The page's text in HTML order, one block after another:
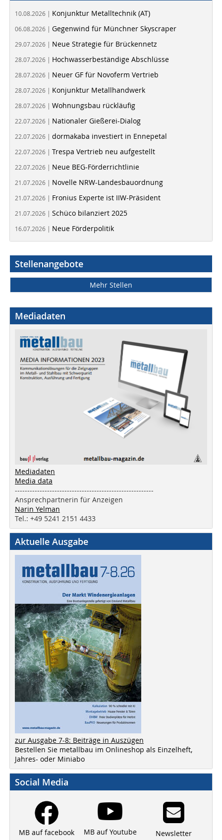
10.08.2026 | Konjunktur Metalltechnik (AT)
06.08.2026 | Gegenwind für Münchner Skyscraper
29.07.2026 | Neue Strategie für Brückennetz
28.07.2026 | Hochwasserbeständige Abschlüsse
28.07.2026 | Neuer GF für Novoferm Vertrieb
28.07.2026 | Konjunktur Metallhandwerk
28.07.2026 | Wohnungsbau rückläufig
22.07.2026 | Nationaler Gießerei-Dialog
22.07.2026 | dormakaba investiert in Ennepetal
22.07.2026 | Trespa Vertrieb neu aufgestellt
22.07.2026 | Neue BEG-Förderrichtlinie
21.07.2026 | Novelle NRW-Landesbauordnung
21.07.2026 | Fronius Experte ist IIW-Präsident
21.07.2026 | Schüco bilanziert 2025
16.07.2026 | Neue Förderpolitik
Stellenangebote
Mehr Stellen
Mediadaten
Mediadaten
Media data
--------------------------------------------------------
Ansprechpartnerin für Anzeigen
Narin Yelman
Tel.: +49 5241 2151 4433
Aktuelle Ausgabe
zur Ausgabe 7-8: Beiträge in Auszügen
Bestellen Sie metallbau im Onlineshop als Einzelheft,
Jahres- oder Miniabo
Social Media
MB auf facebook MB auf Youtube Newsletter